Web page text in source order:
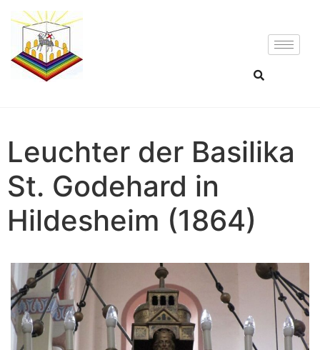
Leuchter der Basilika
St. Godehard in
Hildesheim (1864)